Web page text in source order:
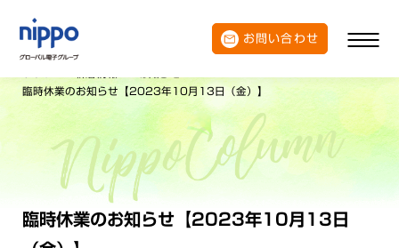
お問い合わせ
臨時休業のお知らせ【2023年10月13日（金）】
臨時休業のお知らせ【2023年10月13日